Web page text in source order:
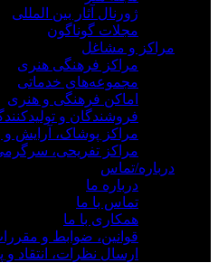
ژورنال آثار بین المللی
مجلات گوناگون
مراکز و مشاغل
مراکز فرهنگی هنری
مجموعه‌های خدماتی
اماکن فرهنگی و هنری
فروشندگان و
مراکز پوشاک، آرایش و
مراکز تفریحی،
درباره/تماس
درباره ما
تماس با ما
همکاری با ما
قوانین، ضوابط و
ارسال نظرات، انتقاد و